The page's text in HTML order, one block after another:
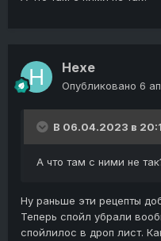
Hexe
Опубликовано 6
В 06.04.2023 в
А что там с ними не
Ну раньше эти рецепты
Теперь спойл убрали
спойлилос в дроп лист.